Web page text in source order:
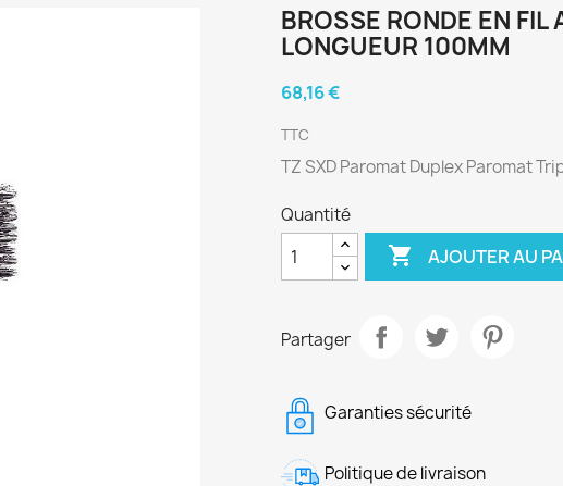
BROSSE RONDE EN
LONGUEUR 100MM
68,16 €
TTC
TZ SXD Paromat Duplex Paromat
Quantité
 AJOUTER AU
Partager
Garanties sécurité
Politique de livraison